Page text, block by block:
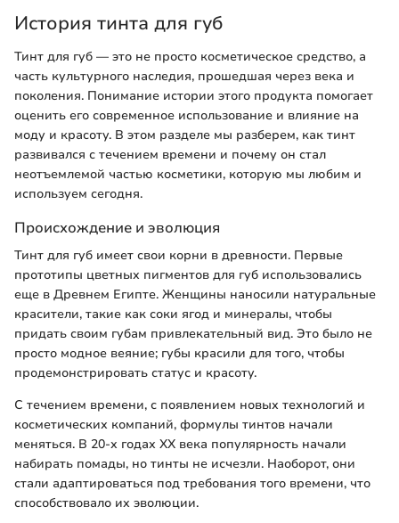
История тинта для губ
Тинт для губ — это не просто косметическое средство, а
часть культурного наследия, прошедшая через века и
поколения. Понимание истории этого продукта помогает
оценить его современное использование и влияние на
моду и красоту. В этом разделе мы разберем, как тинт
развивался с течением времени и почему он стал
неотъемлемой частью косметики, которую мы любим и
используем сегодня.
Происхождение и эволюция
Тинт для губ имеет свои корни в древности. Первые
прототипы цветных пигментов для губ использовались
еще в Древнем Египте. Женщины наносили натуральные
красители, такие как соки ягод и минералы, чтобы
придать своим губам привлекательный вид. Это было не
просто модное веяние; губы красили для того, чтобы
продемонстрировать статус и красоту.
С течением времени, с появлением новых технологий и
косметических компаний, формулы тинтов начали
меняться. В 20-х годах XX века популярность начали
набирать помады, но тинты не исчезли. Наоборот, они
стали адаптироваться под требования того времени, что
способствовало их эволюции.